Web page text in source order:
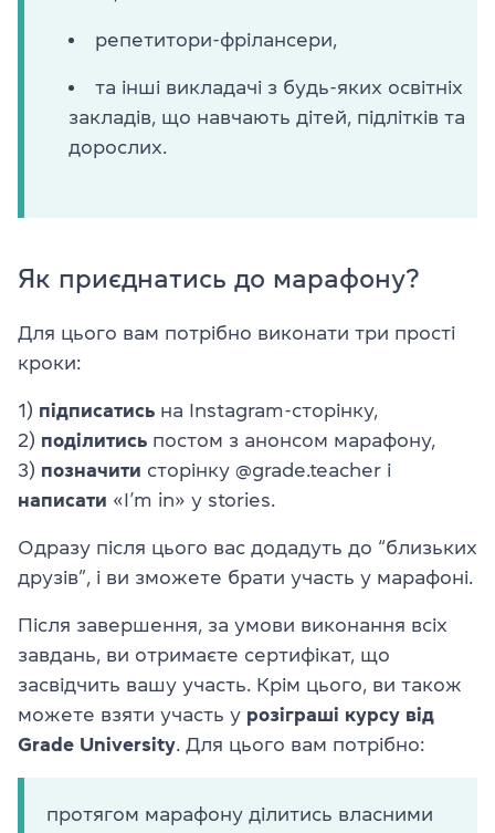
репетитори-фрілансери,
та інші викладачі з будь-яких освітніх
закладів, що навчають дітей, підлітків та
дорослих.
Як приєднатись до марафону?
Для цього вам потрібно виконати три прості
кроки:
1) підписатись на Instagram-сторінку,
2) поділитись постом з анонсом марафону,
3) позначити сторінку @grade.teacher і
написати «I’m in» у stories.
Одразу після цього вас додадуть до “близьких
друзів”, і ви зможете брати участь у марафоні.
Після завершення, за умови виконання всіх
завдань, ви отримаєте сертифікат, що
засвідчить вашу участь. Крім цього, ви також
можете взяти участь у розіграші курсу від
Grade University. Для цього вам потрібно:
протягом марафону ділитись власними